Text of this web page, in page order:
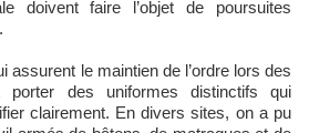
doivent faire l’objet de poursuites
assurent le maintien de l’ordre lors des
porter des uniformes distinctifs qui
clairement. En divers sites, on a pu